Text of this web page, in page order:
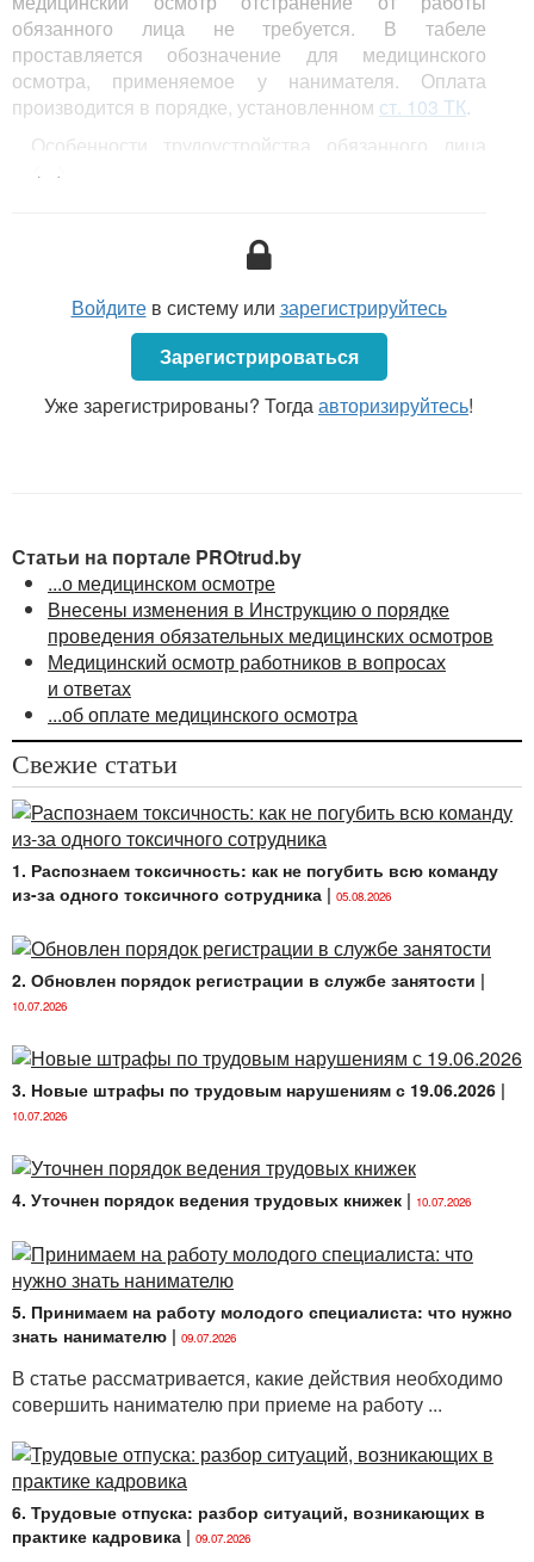
обязанного лица не требуется. В табеле
проставляется обозначение для медицинского
осмотра, применяемое у нанимателя. Оплата
производится в порядке, установленном ст. 103 ТК.
Особенности трудоустройства обязанного лица
установлены
находящихся на государственном обеспечении,
утвержденным постановлением Совета Министров
Республики Беларусь от 24.03.2025 № 168 (далее —
Положение № 168).
При необходимости прохождения в соответствии
с законодательством об охране труда
предварительного обязательного медицинского
Работнику выдается направление на прохождение
предварительного медицинского осмотра по
установленной форме (приложение 5кИнструкции
о порядке проведения обязательных
и внеочередных медицинских осмотров
работающих, утвержденной постановлением
Министерства здравоохранения Республики
Беларусь от 29.07.2019 № 74) (в редакции
постановленияот 18.10.2024 № 149).
Войдитев систему или зарегистрируйтесь
Зарегистрироваться
Уже зарегистрированы? Тогдаавторизируйтесь!
Статьи на портале PROtrud.by
...о медицинском осмотре
Внесены изменения в Инструкцию о порядке
проведения обязательных медицинских осмотров
Медицинский осмотр работников в вопросах
и ответах
...об оплате медицинского осмотра
Свежие статьи
1. Распознаем токсичность: как не погубить всю команду
из-за одного токсичного сотрудника | 05.08.2026
2. Обновлен порядок регистрации в службе занятости |
10.07.2026
3. Новые штрафы по трудовым нарушениям с 19.06.2026 |
10.07.2026
4. Уточнен порядок ведения трудовых книжек | 10.07.2026
5. Принимаем на работу молодого специалиста: что нужно
знать нанимателю | 09.07.2026
В статье рассматривается, какие действия необходимо
совершить нанимателю при приеме на работу ...
6. Трудовые отпуска: разбор ситуаций, возникающих в
практике кадровика | 09.07.2026